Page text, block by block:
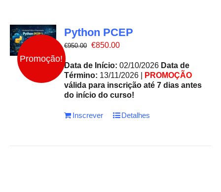
Promoção!
Python PCEP
€950.00 O
original
era:
€950.00.
€850.00O
atual
é:
€850.00.
Data de Início: 02/10/2026 Data de
Término: 13/11/2026 |
PROMOÇÃO
válida para inscrição até 7 dias antes
do início do curso!
Inscrever Detalhes